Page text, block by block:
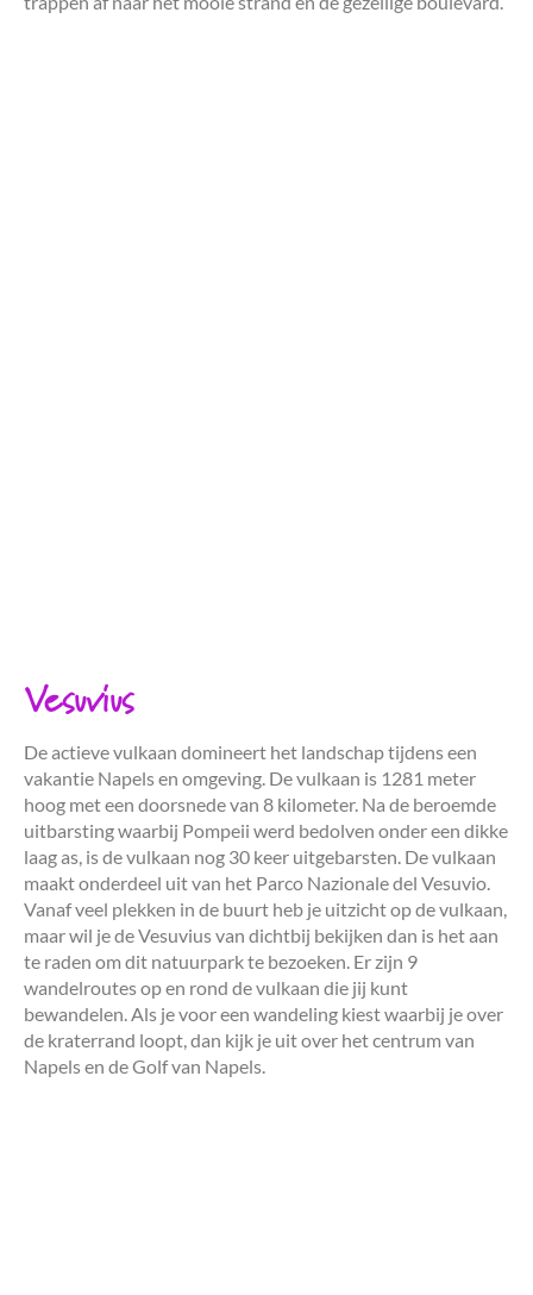
Vesuvius
De actieve vulkaan domineert het landschap tijdens een
vakantie Napels en omgeving. De vulkaan is 1281 meter
hoog met een doorsnede van 8 kilometer. Na de beroemde
uitbarsting waarbij Pompeii werd bedolven onder een dikke
laag as, is de vulkaan nog 30 keer uitgebarsten. De vulkaan
maakt onderdeel uit van het Parco Nazionale del Vesuvio.
Vanaf veel plekken in de buurt heb je uitzicht op de vulkaan,
maar wil je de Vesuvius van dichtbij bekijken dan is het aan
te raden om dit natuurpark te bezoeken. Er zijn 9
wandelroutes op en rond de vulkaan die jij kunt
bewandelen. Als je voor een wandeling kiest waarbij je over
de kraterrand loopt, dan kijk je uit over het centrum van
Napels en de Golf van Napels.